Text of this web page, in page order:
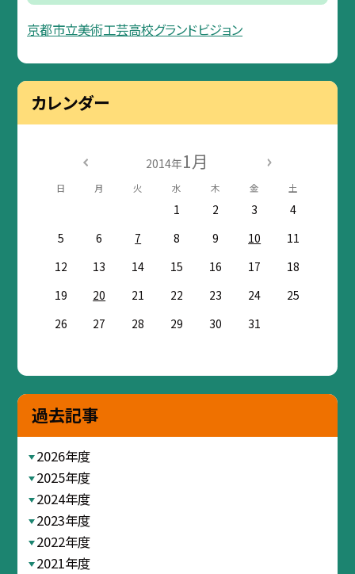
京都市立美術工芸高校グランドビジョン
カレンダー
2014年1月
日 月 火 水 木 金 土
1 2 3
4
5
6 7 8 9 10
11
12
13 14 15 16 17
18
19
20 21 22 23 24
25
26
27 28 29 30 31
過去記事
2026年度
2025年度
2024年度
2023年度
2022年度
2021年度